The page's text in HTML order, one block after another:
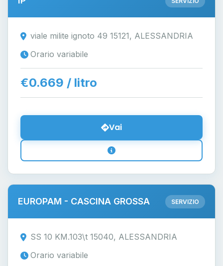
viale milite ignoto 49 15121, ALESSANDRIA
Orario variabile
€0.669 / litro
Vai
EUROPAM - CASCINA GROSSA SERVIZIO
SS 10 KM.103\t 15040, ALESSANDRIA
Orario variabile